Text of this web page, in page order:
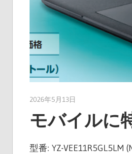
2026年5月13日
モバイルに
型番: YZ-VEE11R5GL5LM